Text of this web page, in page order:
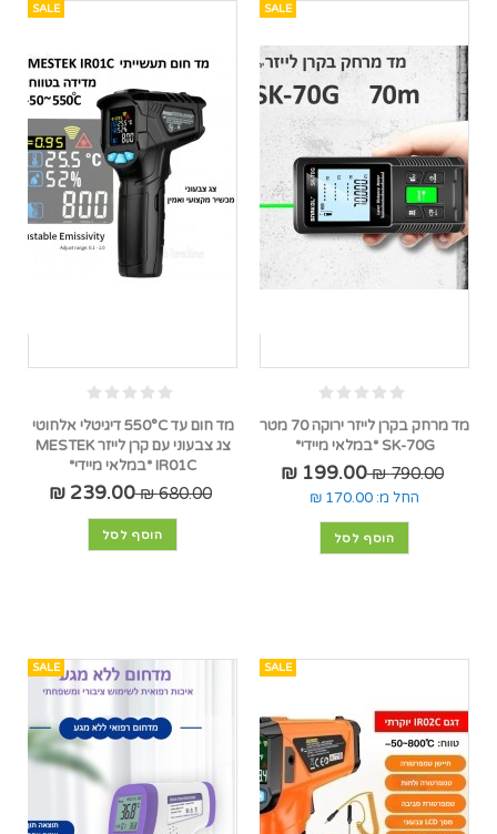
SALE
מד מרחק בקרן לייזר ירוקה 70 מטר
SK-70G *במלאי מיידי*
790.00 ₪
199.00 ₪
החל מ: 170.00 ₪
הוסף לסל
SALE
מד חום עד 550°C דיגיטלי אלחוטי
צג צבעוני עם קרן לייזר MESTEK
IR01C *במלאי מיידי*
680.00 ₪
239.00 ₪
הוסף לסל
SALE
SALE